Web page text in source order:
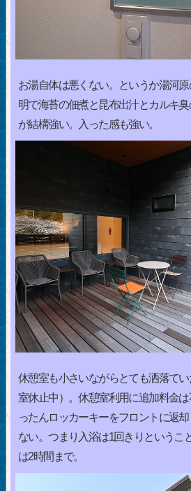
お湯自体は悪くない。というか湯河
明で海苔の佃煮と昆布出汁とカルキ
が結構強い。入った感も強い。
休憩室も小さいながらとても洒落て
室休止中）。休憩室利用に追加料金
ったんロッカーキーをフロントに返
ない。つまり入浴は1回きりというこ
は2時間まで。